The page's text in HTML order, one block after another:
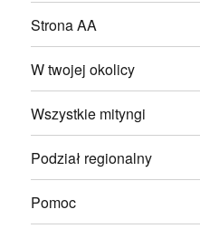
Strona AA
W twojej okolicy
Wszystkie mityngi
Podział regionalny
Pomoc